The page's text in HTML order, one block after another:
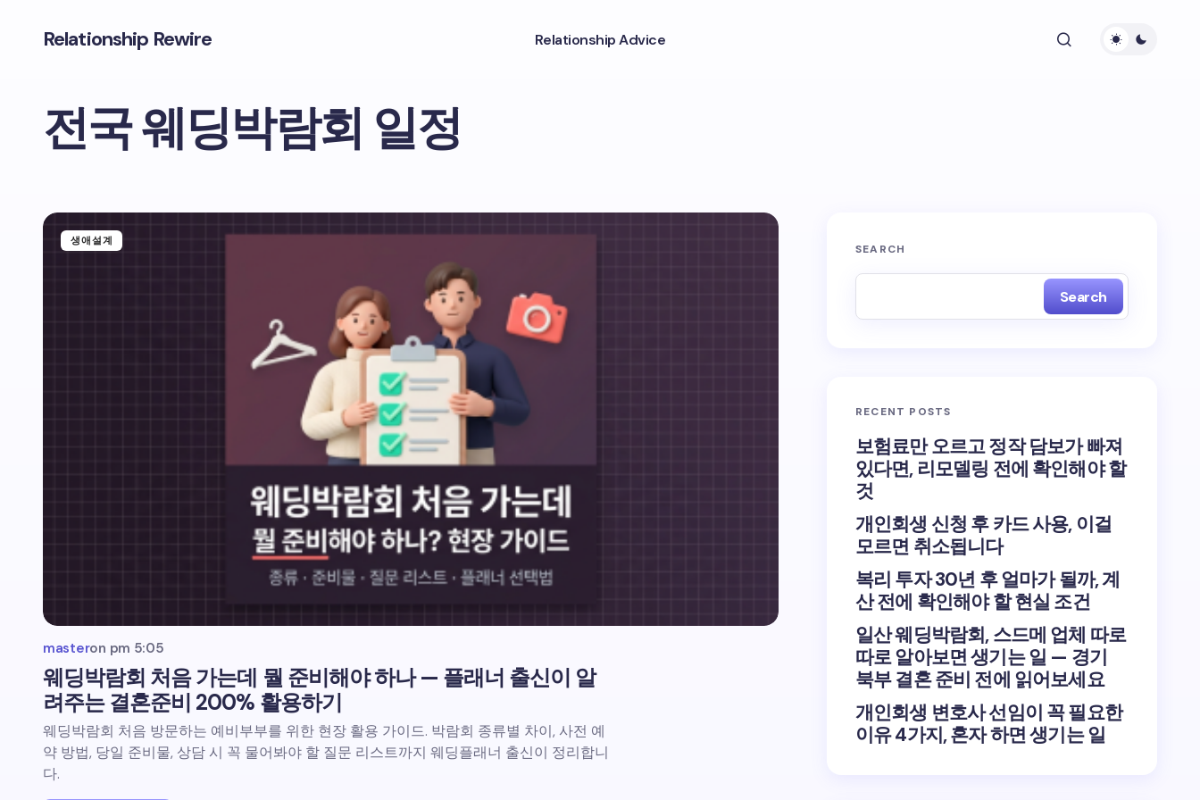
Relationship Rewire Relationship Advice
전국 웨딩박람회 일정
생애설계
masteron pm 5:05
웨딩박람회 처음 가는데 뭘 준비해야 하나 — 플래너 출신이 알
려주는 결혼준비 200% 활용하기
웨딩박람회 처음 방문하는 예비부부를 위한 현장 활용 가이드. 박람회 종류별 차이, 사전 예
약 방법, 당일 준비물, 상담 시 꼭 물어봐야 할 질문 리스트까지 웨딩플래너 출신이 정리합니
다.
SEARCH
Search
RECENT POSTS
보험료만 오르고 정작 담보가 빠져
있다면, 리모델링 전에 확인해야 할
것
개인회생 신청 후 카드 사용, 이걸
모르면 취소됩니다
복리 투자 30년 후 얼마가 될까, 계
산 전에 확인해야 할 현실 조건
일산 웨딩박람회, 스드메 업체 따로
따로 알아보면 생기는 일 — 경기
북부 결혼 준비 전에 읽어보세요
개인회생 변호사 선임이 꼭 필요한
이유 4가지, 혼자 하면 생기는 일